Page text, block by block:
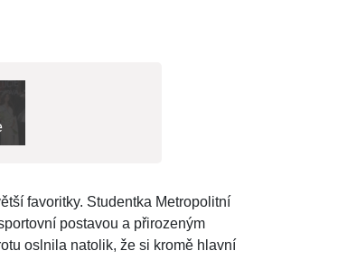
favoritky. Studentka Metropolitní
postavou a přirozeným
oslnila natolik, že si kromě hlavní